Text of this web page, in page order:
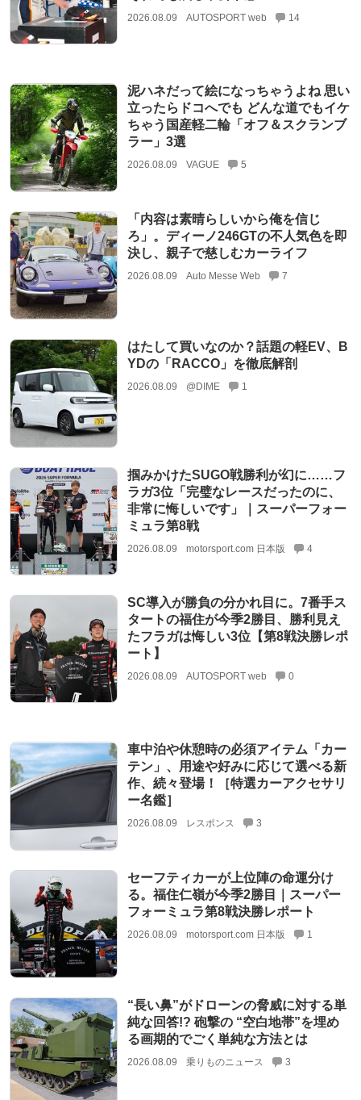
2026.08.09 AUTOSPORT web 14
泥ハネだって絵になっちゃうよね 思い
立ったらドコへでも どんな道でもイケ
ちゃう国産軽二輪「オフ＆スクランブ
ラー」3選
2026.08.09 VAGUE 5
「内容は素晴らしいから俺を信じ
ろ」。ディーノ246GTの不人気色を即
決し、親子で慈しむカーライフ
2026.08.09 Auto Messe Web 7
はたして買いなのか？話題の軽EV、B
YDの「RACCO」を徹底解剖
2026.08.09 @DIME 1
掴みかけたSUGO戦勝利が幻に……フ
ラガ3位「完璧なレースだったのに、
非常に悔しいです」｜スーパーフォー
ミュラ第8戦
2026.08.09 motorsport.com 日本版 4
SC導入が勝負の分かれ目に。7番手ス
タートの福住が今季2勝目、勝利見え
たフラガは悔しい3位【第8戦決勝レポ
ート】
2026.08.09 AUTOSPORT web 0
車中泊や休憩時の必須アイテム「カー
テン」、用途や好みに応じて選べる新
作、続々登場！［特選カーアクセサリ
ー名鑑］
2026.08.09 レスポンス 3
セーフティカーが上位陣の命運分け
る。福住仁嶺が今季2勝目｜スーパー
フォーミュラ第8戦決勝レポート
2026.08.09 motorsport.com 日本版 1
“長い鼻”がドローンの脅威に対する単
純な回答!? 砲撃の “空白地帯”を埋め
る画期的でごく単純な方法とは
2026.08.09 乗りものニュース 3